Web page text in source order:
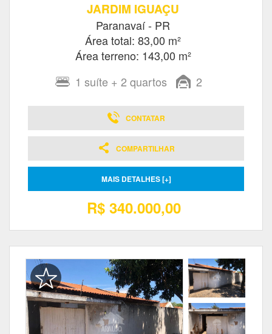
JARDIM IGUAÇU
Paranavaí - PR
Área total: 83,00 m²
Área terreno: 143,00 m²
1 suíte + 2 quartos 2
CONTATAR
COMPARTILHAR
MAIS DETALHES [+]
R$ 340.000,00